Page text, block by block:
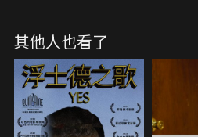
觸到妹妹以往不曾讓自己見過的
五味雜陳。隨著恩客接二連三，
始起了變化…
其他人也看了